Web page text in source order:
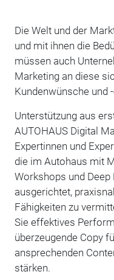
Die Welt und der
und mit ihnen die
müssen auch
Marketing an diese
Kundenwünsche und
Unterstützung aus
AUTOHAUS Digital
Expertinnen und
die im Autohaus mit
Workshops und
ausgerichtet,
Fähigkeiten zu
Sie effektives
überzeugende Copy
ansprechenden
stärken.